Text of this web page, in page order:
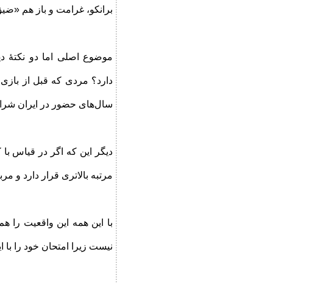
برانکو، غرامت و باز هم
موضوع اصلی اما دو نکتۀ
دارد؟ مردی که قبل از
سال‌های حضور در ایران
دیگر این که اگر در قیاس
مرتبه بالاتری قرار دارد و
با این همه این واقعیت را
نیست زیرا امتحان خود را